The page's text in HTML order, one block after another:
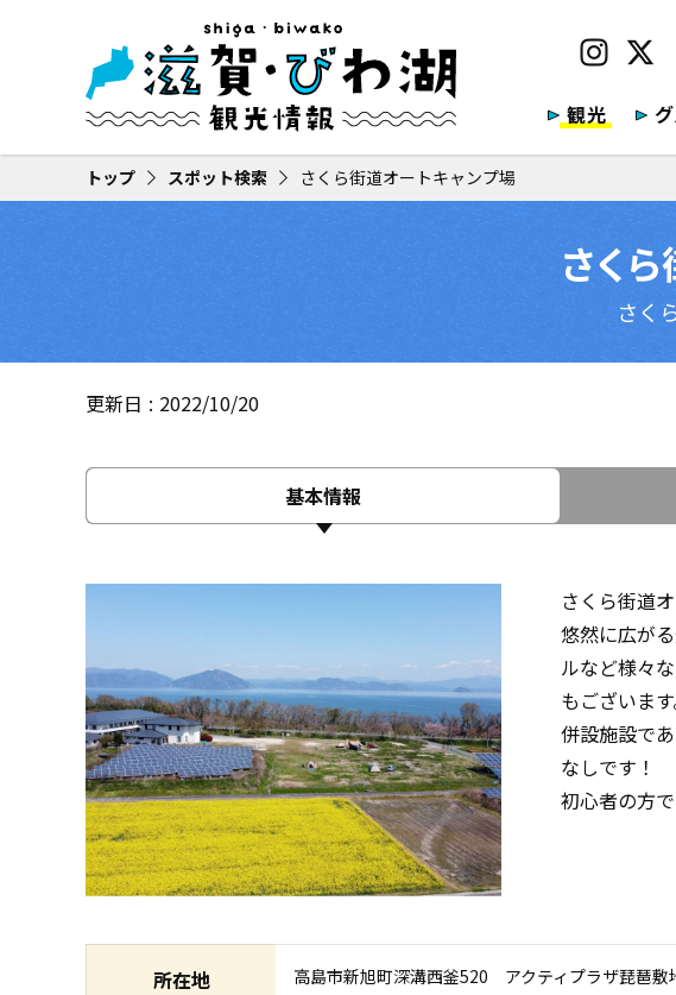
観光
トップ スポット検索 さくら街道オートキャンプ場
さく
さく
更新日 2022/10/20
基本情報
さくら街道
悠然に広が
ルなど様々
もございます
併設施設で
なしです！
初心者の方
所在地 高島市新旭町深溝西釜520 アクティプラザ琵琶敷